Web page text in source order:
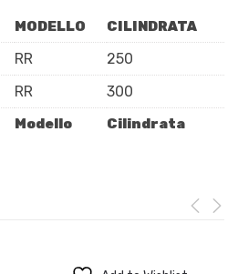
MODELLO CILINDRATA
Modello Cilindrata
RR
250
RR 300